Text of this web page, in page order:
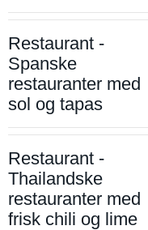
Restaurant -
Spanske
restauranter med
sol og tapas
Restaurant -
Thailandske
restauranter med
frisk chili og lime